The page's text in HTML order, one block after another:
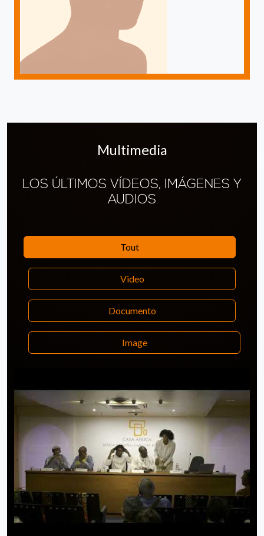
Multimedia
LOS ÚLTIMOS VÍDEOS, IMÁGENES Y
AUDIOS
Tout
Video
Documento
Image